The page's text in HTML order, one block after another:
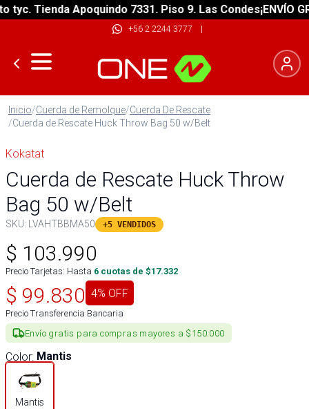
Tienda Apoquindo 7331. Piso 9. Las Condes¡ENVÍO
+56 2 2244 3777 |
Inicio/Cuerda de Remolque/Cuerda De Rescate
/Cuerda de Rescate Huck Throw Bag 50 w/Belt
Kokatat
Cuerda de Rescate Huck Throw
Bag 50 w/Belt
SKU: LVAHTBBMA50 +5 VENDIDOS
$ 103.990
Precio Tarjetas: Hasta 6 cuotas de $17.332
$ 99.830 4% OFF
Precio Transferencia Bancaria
Envío gratis para compras mayores a $150.000
Color: Mantis
Mantis